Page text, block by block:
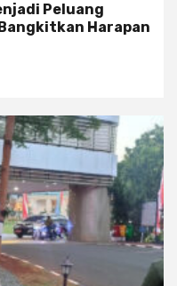
Peluang
Harapan